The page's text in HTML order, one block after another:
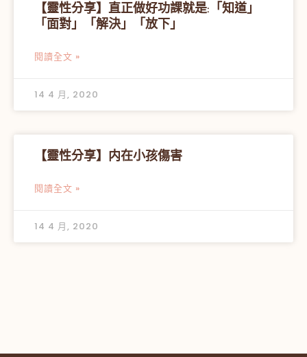
【靈性分享】直正做好功課就是:「知道」
「面對」「解決」「放下」
閱讀全文 »
14 4 月, 2020
【靈性分享】内在小孩傷害
閱讀全文 »
14 4 月, 2020